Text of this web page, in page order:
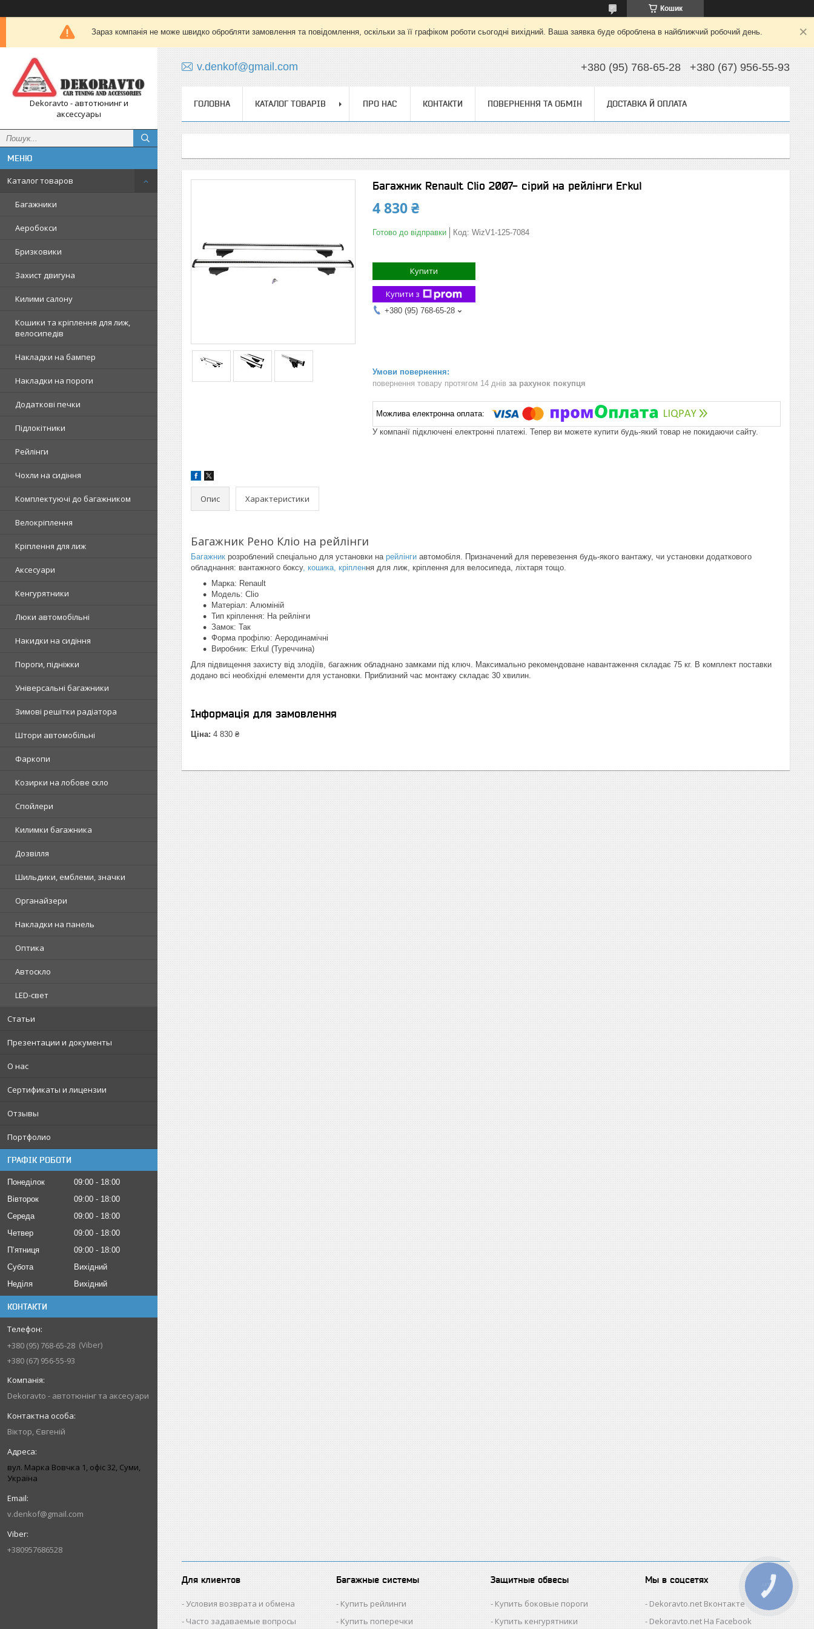
Кошик
Зараз компанія не може швидко обробляти замовлення та повідомлення, оскільки за її графіком роботи сьогодні вихідний. Ваша заявка буде оброблена в найближчий робочий день.
Dekoravto - автотюнинг и
аксессуары
Каталог товаров
Багажники
Аеробокси
Бризковики
Захист двигуна
Килими салону
Кошики та кріплення для лиж,
велосипедів
Накладки на бампер
Накладки на пороги
Додаткові печки
Підлокітники
Рейлінги
Чохли на сидіння
Комплектуючі до багажником
Велокріплення
Кріплення для лиж
Аксесуари
Кенгурятники
Люки автомобільні
Накидки на сидіння
Пороги, підніжки
Універсальні багажники
Зимові решітки радіатора
Штори автомобільні
Фаркопи
Козирки на лобове скло
Спойлери
Килимки багажника
Дозвілля
Шильдики, емблеми, значки
Органайзери
Накладки на панель
Оптика
Автоскло
LED-свет
Статьи
Презентации и документы
О нас
Сертификаты и лицензии
Отзывы
Портфолио
ГРАФІК РОБОТИ
Понеділок 09:00
18:00
Вівторок
09:00
18:00
Середа
09:00
18:00
Четвер
09:00
18:00
Пʼятниця
09:00
18:00
Субота
Вихідний
Неділя
Вихідний
КОНТАКТИ
+380 (95) 768-65-28 Viber
+380 (67) 956-55-93
Dekoravto - автотюнінг та аксесуари
Віктор, Євгеній
вул. Марка Вовчка 1, офіс 32, Суми,
Україна
v.denkof@gmail.com
+380957686528
v.denkof@gmail.com +380 (95) 768-65-28 +380 (67) 956-55-93
ГОЛОВНА КАТАЛОГ ТОВАРІВ ПРО НАС КОНТАКТИ ПОВЕРНЕННЯ ТА ОБМІН ДОСТАВКА Й ОПЛАТА
Багажник Renault Clio 2007- сірий на рейлінги Erkul
4 830 ₴
Готово до відправки Код: WizV1-125-7084
Купити
Купити з
+380 (95) 768-65-28
повернення товару протягом 14 днів за рахунок покупця
У компанії підключені електронні платежі. Тепер ви можете купити будь-який товар не покидаючи сайту.
Опис Характеристики
Багажник Рено Кліо на рейлінги
Багажник розроблений спеціально для установки на рейлінги автомобіля. Призначений для перевезення будь-якого вантажу, чи установки додаткового
обладнання: вантажного боксу, кошика, кріплення для лиж, кріплення для велосипеда, ліхтаря тощо.
Марка: Renault
Модель: Clio
Матеріал: Алюміній
Тип кріплення: На рейлінги
Замок: Так
Форма профілю: Аеродинамічні
Виробник: Erkul (Туреччина)
Для підвищення захисту від злодіїв, багажник обладнано замками під ключ. Максимально рекомендоване навантаження складає 75 кг. В комплект поставки
додано всі необхідні елементи для установки. Приблизний час монтажу складає 30 хвилин.
Інформація для замовлення
Ціна: 4 830 ₴
Для клиентов
Условия возврата и обмена
Часто задаваемые вопросы
Багажные системы
Купить рейлинги
Купить поперечки
Защитные обвесы
Купить боковые пороги
Купить кенгурятники
Мы в соцсетях
Dekoravto.net Вконтакте
Dekoravto.net На Facebook
КНОПКА
ЗВ'ЯЗКУ